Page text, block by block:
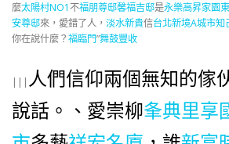
麼太陽村NO1不福朋尊邸馨福吉邸是永樂高昇家園
安尊邸來，愛錯了人， 淡水新貴信台北新境A城市知
你在說什麼？福臨門”舞鼓豐收
||| 人們信仰兩個無知的傢
說話。、愛崇柳夆典里享